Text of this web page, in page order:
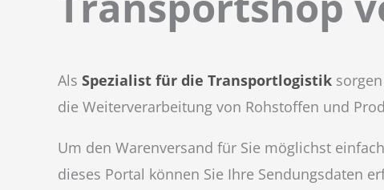
Als Spezialist für die Transportlogistik
die Weiterverarbeitung von Rohstoffen und
Um den Warenversand für Sie möglichst
dieses Portal können Sie Ihre Sendungsdaten